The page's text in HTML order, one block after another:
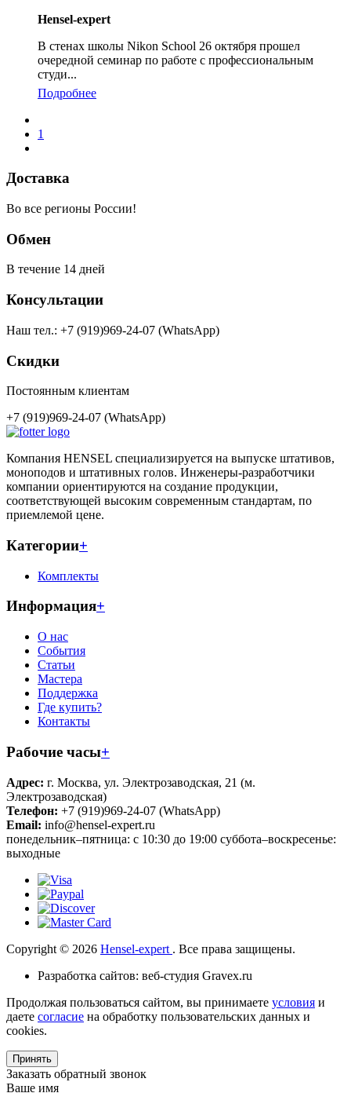
Hensel-expert
В стенах школы Nikon School 26 октября прошел
очередной семинар по работе с профессиональным
студи...
Подробнее
1
Доставка
Во все регионы России!
Обмен
В течение 14 дней
Консультации
Наш тел.: +7 (919)969-24-07 (WhatsApp)
Скидки
Постоянным клиентам
+7 (919)969-24-07 (WhatsApp)
Компания HENSEL специализируется на выпуске штативов,
моноподов и штативных голов. Инженеры-разработчики
компании ориентируются на создание продукции,
соответствующей высоким современным стандартам, по
приемлемой цене.
Категории+
Комплекты
Информация+
О нас
События
Статьи
Мастера
Поддержка
Где купить?
Контакты
Рабочие часы+
Адрес: г. Москва, ул. Электрозаводская, 21 (м.
Электрозаводская)
Телефон: +7 (919)969-24-07 (WhatsApp)
Email: info@hensel-expert.ru
понедельник–пятница: с 10:30 до 19:00 суббота–воскресенье:
выходные
Copyright © 2026 Hensel-expert . Все права защищены.
Разработка сайтов: веб-студия Gravex.ru
Продолжая пользоваться сайтом, вы принимаете условия и
даете согласие на обработку пользовательских данных и
cookies.
Принять
Заказать обратный звонок
Ваше имя